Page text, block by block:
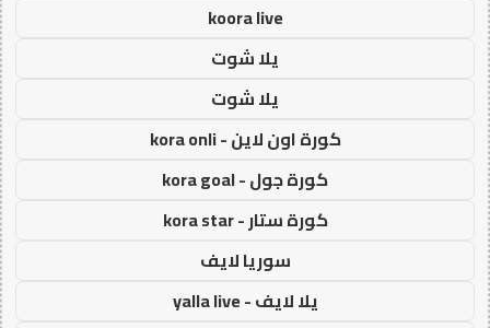
koora live
يلا شوت
يلا شوت
كورة اون لاين - kora onli
كورة جول - kora goal
كورة ستار - kora star
سوريا لايف
يلا لايف - yalla live